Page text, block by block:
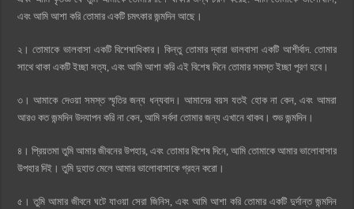
এবং আমি আশা করি তোমার একটি চমৎকার জন্মদিন আছে।
২। তোমাকে ভালবাসা একটি বিশেষাধিকার। কিন্তু তোমার দ্বারা ভালবাসা একটি আশীর্বাদ. তোমার
সাথে থাকা একটি ইচ্ছা সত্য, এবং আমি আশা করি এই বিশেষ দিনে তোমার সমস্ত ইচ্ছা পূরণ হবে।
৩। আমাকে দেওয়া সমস্ত স্মৃতির জন্য ধন্যবাদ। আমাদের বয়স যতই হোক না কেন, এবং আমরা
আরও কত জন্মদিন উদযাপন করি না কেন, আমি সর্বদা তোমার জন্য এখানে থাকব। শুভ জন্মদিন।
৪। প্রিয়তমা তুমি আমার জীবনের উপহার, এবং তোমার বিশেষ দিনে, আমি তোমাকে আমার ভালোবাসার
উপহার দিই। তুমি দুহাত মেলে আমার ভালোবাসাকে গ্রহন করো।
৫। তুমি আমার জীবনে ঘটে যাওয়া সেরা জিনিস, এবং আমি আশা করি তোমার একটি দুর্দান্ত জন্মদিন